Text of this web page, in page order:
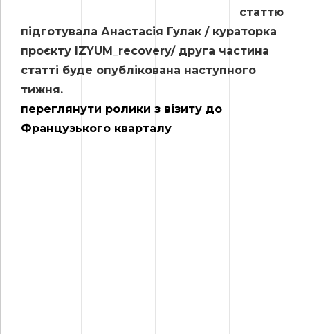
статтю
підготувала Анастасія Гулак / кураторка
проєкту IZYUM_recovery/ друга частина
статті буде опублікована наступного
тижня.
переглянути ролики з візиту до
Французького кварталу